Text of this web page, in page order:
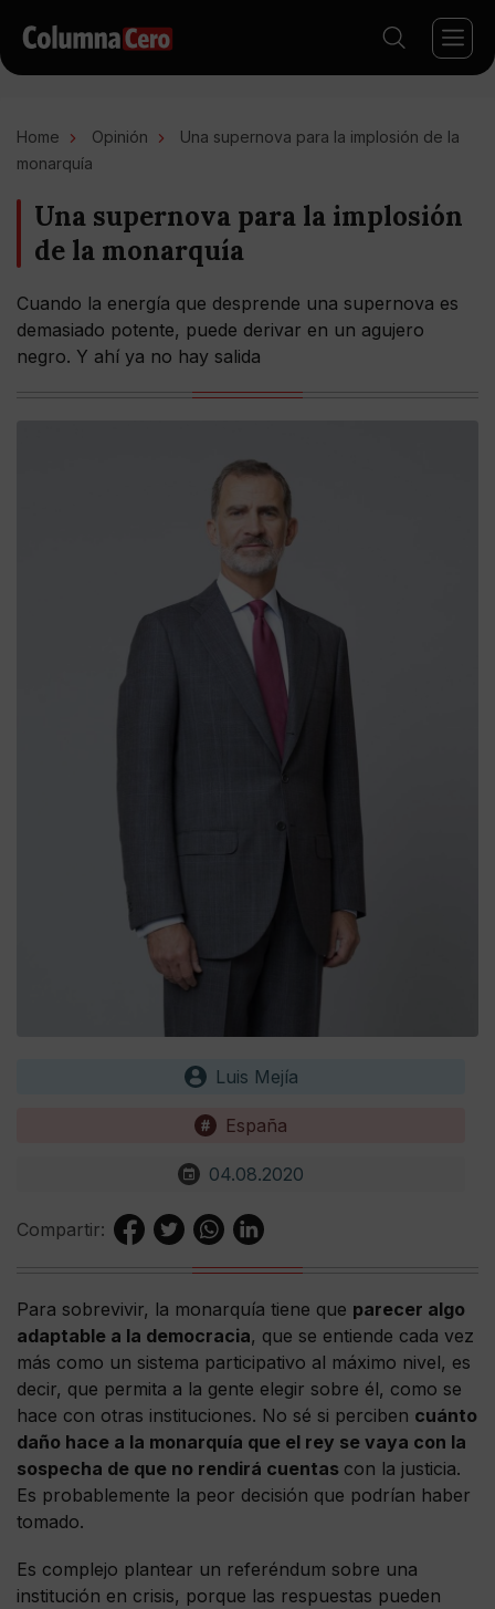
Home Opinión
Una supernova para la implosión de la
monarquía
Una supernova para la implosión
de la monarquía
Cuando la energía que desprende una supernova es
demasiado potente, puede derivar en un agujero
negro. Y ahí ya no hay salida
Luis Mejía
España
04.08.2020
Compartir:
Para sobrevivir, la monarquía tiene que parecer algo
adaptable a la democracia, que se entiende cada vez
más como un sistema participativo al máximo nivel, es
decir, que permita a la gente elegir sobre él, como se
hace con otras instituciones. No sé si perciben cuánto
daño hace a la monarquía que el rey se vaya con la
sospecha de que no rendirá cuentas con la justicia.
Es probablemente la peor decisión que podrían haber
tomado.
Es complejo plantear un referéndum sobre una
institución en crisis, porque las respuestas pueden